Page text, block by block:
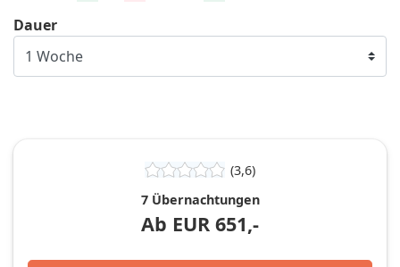
Dauer
(3,6)
7 Übernachtungen
Ab EUR 651,-